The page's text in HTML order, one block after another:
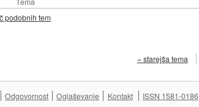
podobnih tem
« starejša tema
Odgovornost Oglaševanje Kontakt ISSN 1581-0186